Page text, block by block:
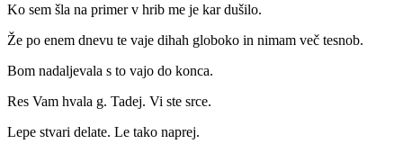
Ko sem šla na primer v hrib me je kar dušilo.
Že po enem dnevu te vaje dihah globoko in nimam več tesnob.
Bom nadaljevala s to vajo do konca.
Res Vam hvala g. Tadej. Vi ste srce.
Lepe stvari delate. Le tako naprej.